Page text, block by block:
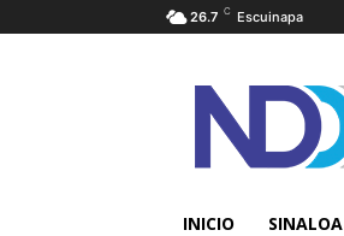
26.7 C Escuinapa
INICIO SINALOA